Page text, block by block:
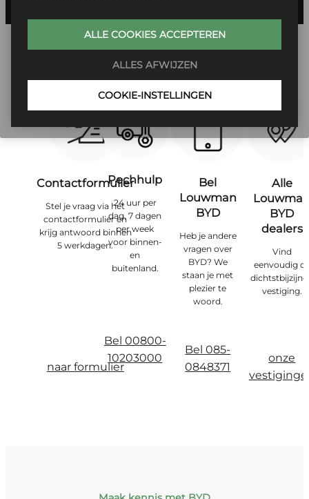
Contactformulier
Stel je vraag via het
contactformulier en
krijg antwoord binnen
5 werkdagen.
naar formulier
Pechhulp
24 uur per
dag, 7 dagen
per week
voor binnen-
en
buitenland.
Bel 00800-
10203000
Bel
Louwman
BYD
Heb je andere
vragen over
BYD? We
staan je met
plezier te
woord.
Bel 085-
0848371
Alle
BYD
dealers
Vind
eenvoudig
vestiging.
onze
ALLES AFWIJZEN
ALLE COOKIES ACCEPTEREN
COOKIE-INSTELLINGEN